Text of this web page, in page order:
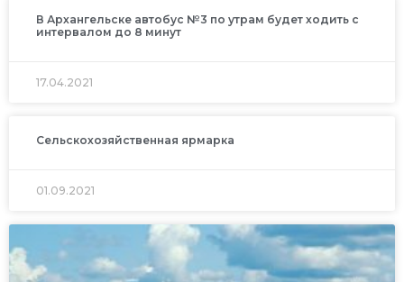
В Архангельске автобус №3 по утрам будет ходить с
интервалом до 8 минут
17.04.2021
Сельскохозяйственная ярмарка
01.09.2021